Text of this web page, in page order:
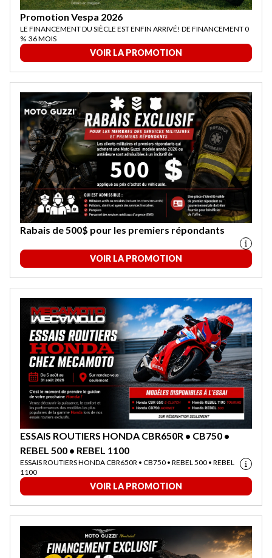
Promotion Vespa 2026
LE FINANCEMENT DU SIÈCLE EST ENFIN ARRIVÉ! DE FINANCEMENT 0
% 36 MOIS
VOIR LA PROMOTION
Rabais de 500$ pour les premiers répondants
VOIR LA PROMOTION
ESSAIS ROUTIERS HONDA CBR650R • CB750 •
REBEL 500 • REBEL 1100
ESSAIS ROUTIERS HONDA CBR650R • CB750 • REBEL 500 • REBEL
1100
VOIR LA PROMOTION